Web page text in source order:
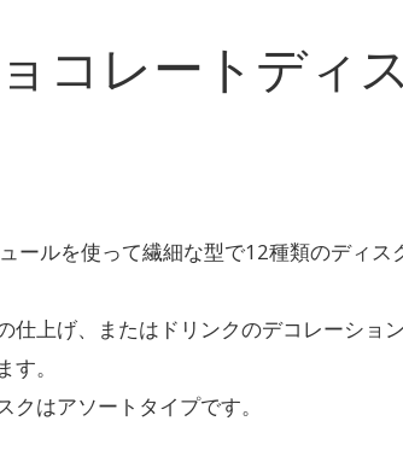
コレートディス
ールを使って繊細な型で12種類のディス
仕上げ、またはドリンクのデコレーショ
す。
クはアソートタイプです。